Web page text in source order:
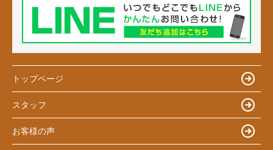
トップページ
スタッフ
お客様の声